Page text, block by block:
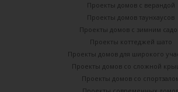
Проекты домов с верандой
Проекты домов таунхаусов
Проекты домов с зимним
Проекты коттеджей шато
Проекты домов для широкого
Проекты домов со сложной
Проекты домов со